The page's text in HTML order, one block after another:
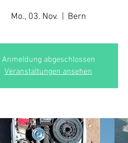
Mo., 03. Nov. Bern
Anmeldung abgeschlossen
Veranstaltungen ansehen